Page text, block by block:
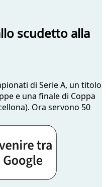
scudetto alla
di Serie A, un titolo
e una finale di Coppa
Ora servono 50